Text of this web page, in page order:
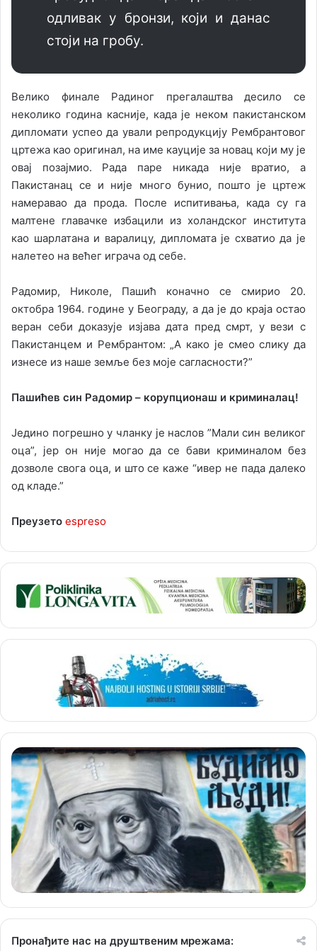
одливак у бронзи, који и данас
стоји на гробу.
Велико финале Радиног прегалаштва десило се
неколико година касније, када је неком пакистанском
дипломати успео да ували репродукцију Рембрантовог
цртежа као оригинал, на име кауције за новац који му је
овај позајмио. Рада паре никада није вратио, а
Пакистанац се и није много бунио, пошто је цртеж
намеравао да прода. После испитивања, када су га
малтене главачке избацили из холандског института
као шарлатана и варалицу, дипломата је схватио да је
налетео на већег играча од себе.
Радомир, Николе, Пашић коначно се смирио 20.
октобра 1964. године у Београду, а да је до краја остао
веран себи доказује изјава дата пред смрт, у вези с
Пакистанцем и Рембрантом: „А како је смео слику да
изнесе из наше земље без моје сагласности?”
Пашићев син Радомир – корупционаш и криминалац!
Једино погрешно у чланку је наслов ”Мали син великог
оца”, јер он није могао да се бави криминалом без
дозволе свога оца, и што се каже “ивер не пада далеко
од кладе.”
Преузето espreso
Пронађите нас на друштвеним мрежама: